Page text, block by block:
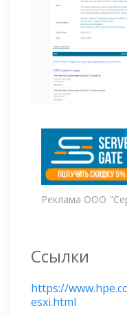
Реклама ООО
Ссылки
https://
esxi.html